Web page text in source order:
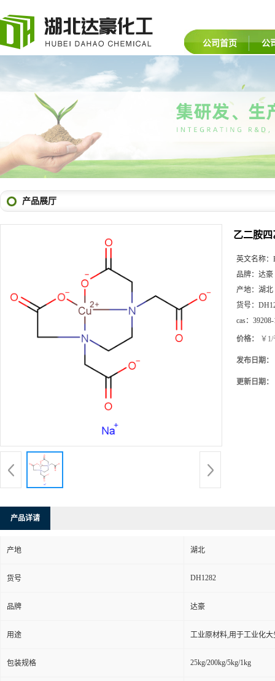
公司首页 公
产品展厅
乙二胺
英文名称：
品牌： 达豪
产地： 湖北
货号：
cas：
价格： ￥
发布日期：
更新日期：
产品详请
产地 湖北
货号 DH1282
品牌 达豪
用途 工业原材料,用于工业化大
包装规格 25kg/200kg/5kg/1kg